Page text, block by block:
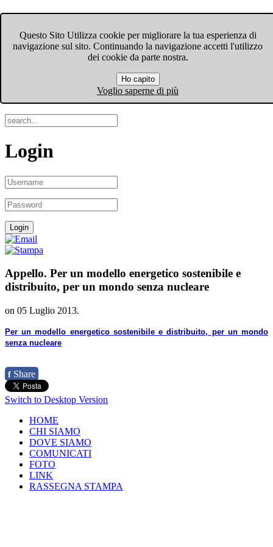
Questo Sito Utilizza cookie per migliorare la tua esperienza di
navigazione sul sito. Continuando la navigazione accetti l'utilizzo
dei cookie da parte nostra.
Ho capito
Voglio saperne di più
Menu
Login
Appello. Per un modello energetico sostenibile e
distribuito, per un mondo senza nucleare
on 05 Luglio 2013.
Per un modello energetico sostenibile e distribuito, per un mondo
senza nucleare
f Share
Switch to Desktop Version
HOME
CHI SIAMO
DOVE SIAMO
COMUNICATI
FOTO
LINK
RASSEGNA STAMPA